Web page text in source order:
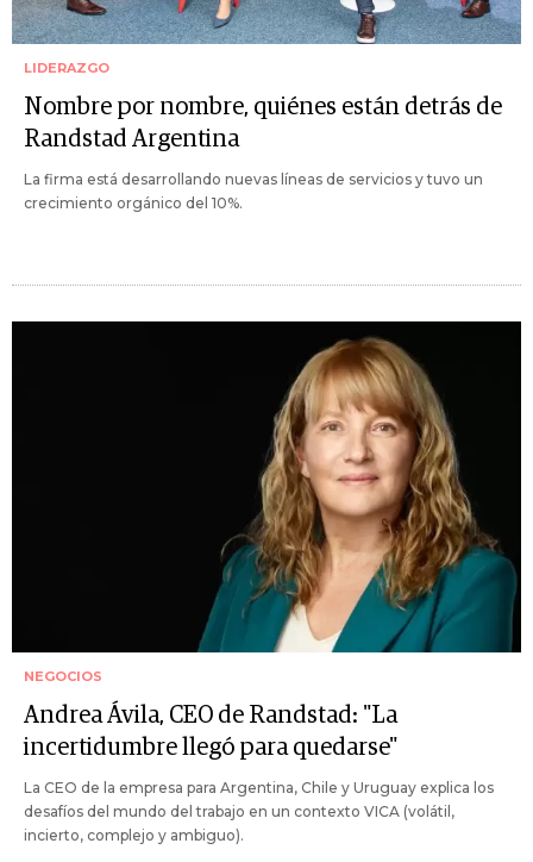
LIDERAZGO
Nombre por nombre, quiénes están detrás de
Randstad Argentina
La firma está desarrollando nuevas líneas de servicios y tuvo un
crecimiento orgánico del 10%.
NEGOCIOS
Andrea Ávila, CEO de Randstad: "La
incertidumbre llegó para quedarse"
La CEO de la empresa para Argentina, Chile y Uruguay explica los
desafíos del mundo del trabajo en un contexto VICA (volátil,
incierto, complejo y ambiguo).